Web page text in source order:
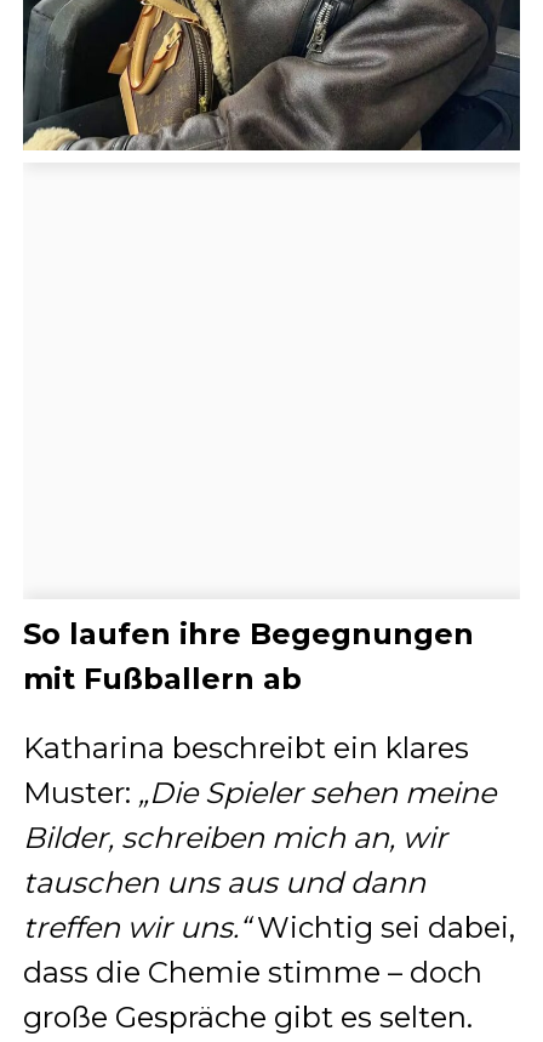
So laufen ihre Begegnungen
mit Fußballern ab
Katharina beschreibt ein klares
Muster: „Die Spieler sehen meine
Bilder, schreiben mich an, wir
tauschen uns aus und dann
treffen wir uns.“Wichtig sei dabei,
dass die Chemie stimme – doch
große Gespräche gibt es selten.